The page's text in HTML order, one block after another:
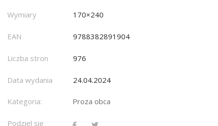
Wymiary 170×240
EAN 9788382891904
Liczba stron 976
Data wydania 24.04.2024
Kategoria: Proza obca
Podziel się